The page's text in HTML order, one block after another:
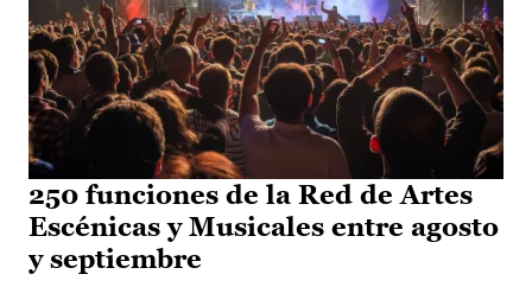
250 funciones de la Red de Artes
Escénicas y Musicales entre agosto
y septiembre